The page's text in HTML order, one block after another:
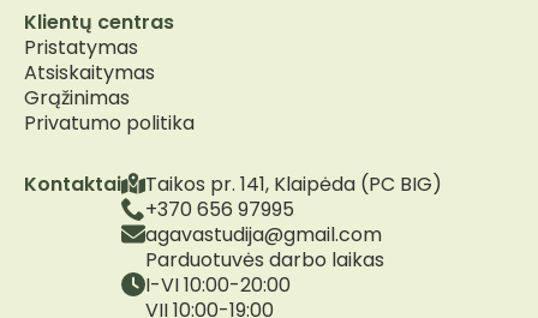
Kontaktai
Taikos pr. 141, Klaipėda (PC BIG)
+370 656 97995
agavastudija@gmail.com
Parduotuvės darbo laikas
I-VI 10:00-20:00
VII 10:00-19:00
Klientų centras
Pristatymas
Atsiskaitymas
Grąžinimas
Privatumo politika